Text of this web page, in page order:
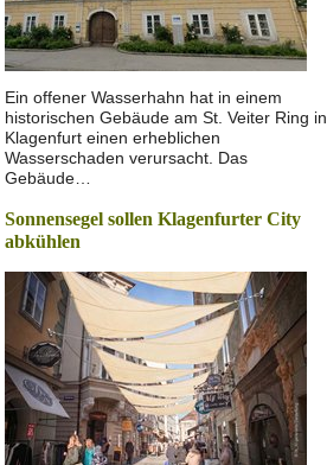
Ein offener Wasserhahn hat in einem
historischen Gebäude am St. Veiter Ring in
Klagenfurt einen erheblichen
Wasserschaden verursacht. Das
Gebäude…
Sonnensegel sollen Klagenfurter City
abkühlen